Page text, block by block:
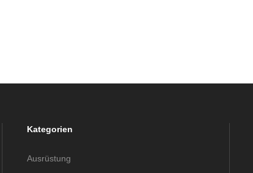
Kategorien
Ausrüstung